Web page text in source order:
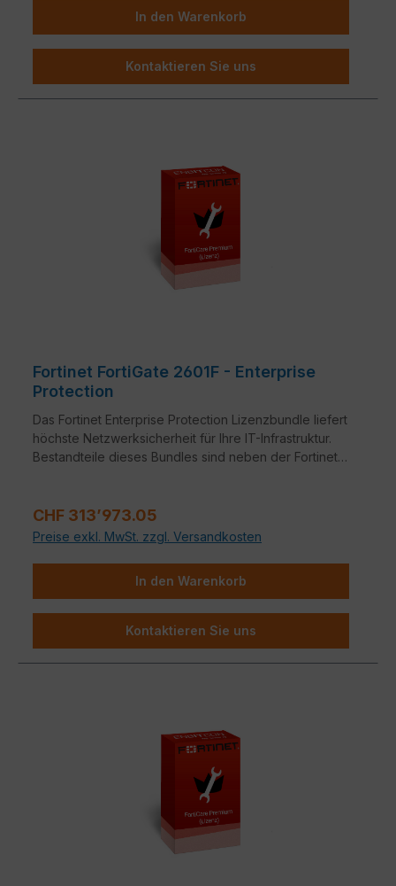
In den Warenkorb
Kontaktieren Sie uns
Fortinet FortiGate 2601F - Enterprise
Protection
Das Fortinet Enterprise Protection Lizenzbundle liefert
höchste Netzwerksicherheit für Ihre IT-Infrastruktur.
Bestandteile dieses Bundles sind neben der Fortinet
Regulärer Preis:
CHF 313’973.05
Preise exkl. MwSt. zzgl. Versandkosten
In den Warenkorb
Kontaktieren Sie uns